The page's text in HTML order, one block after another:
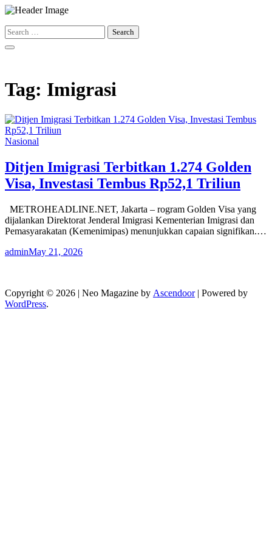
Skip
content
Search
for:
Tag: Imigrasi
Nasional
Ditjen Imigrasi Terbitkan 1.274 Golden
Visa, Investasi Tembus Rp52,1 Triliun
METROHEADLINE.NET, Jakarta – rogram Golden Visa yang
dijalankan Direktorat Jenderal Imigrasi Kementerian Imigrasi dan
Pemasyarakatan (Kemenimipas) menunjukkan capaian signifikan.…
adminMay 21, 2026
Copyright © 2026 | Neo Magazine by Ascendoor| Powered by
WordPress.